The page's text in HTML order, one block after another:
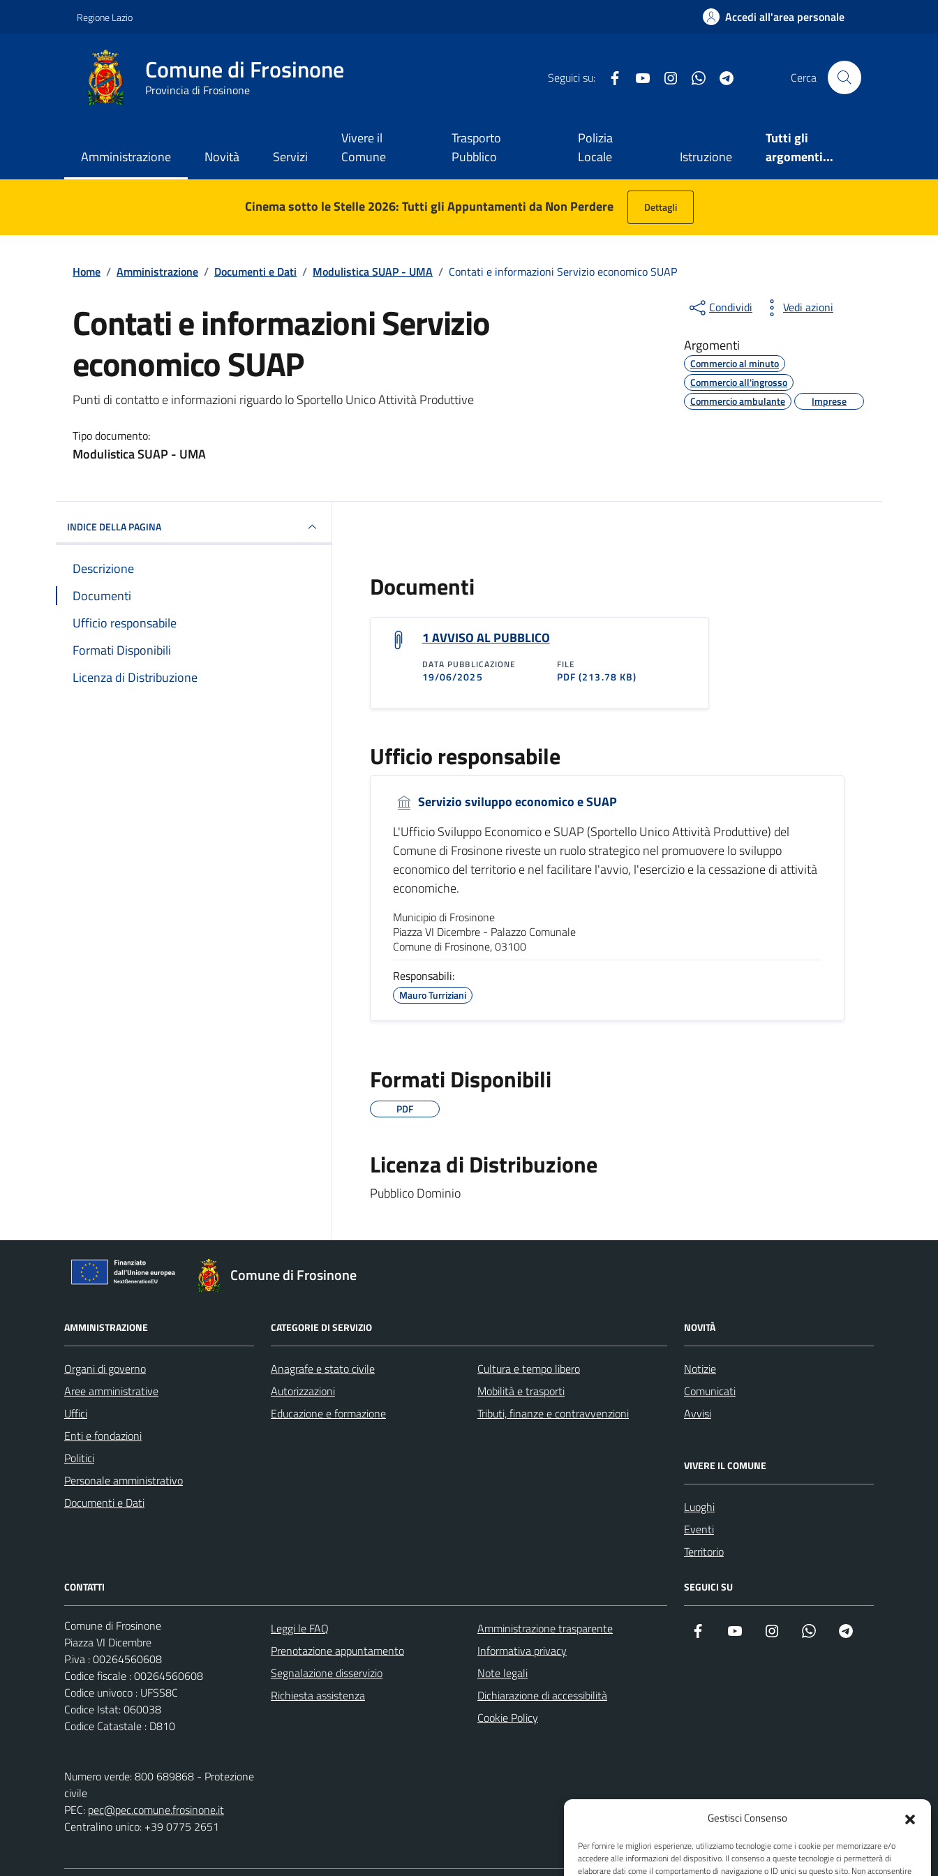
Gestisci Consenso
Per fornire le migliori esperienze, utilizziamo tecnologie come i cookie per memorizzare e/o
accedere alle informazioni del dispositivo. Il consenso a queste tecnologie ci permetterà di
elaborare dati come il comportamento di navigazione o ID unici su questo sito. Non acconsentire
Regione Lazio Accedi all'area personale
Comune di Frosinone
Provincia di Frosinone
Seguici su: FacebookYouTube InstagramWhatsApp Cerca
Amministrazione Novità Servizi
Vivere il
Comune
Trasporto
Pubblico
Polizia
Locale
Istruzione
Tutti gli
argomenti...
Contenuti in evidenzaCinema sotto le Stelle 2026: Tutti gli Appuntamenti da Non Perdere Dettagli
Home / Amministrazione / Documenti e Dati / Modulistica SUAP - UMA / Contati e informazioni Servizio economico SUAP
Contati e informazioni Servizio
economico SUAP
Dettagli del documento
Punti di contatto e informazioni riguardo lo Sportello Unico Attività Produttive
Tipo documento:
Modulistica SUAP - UMA
Condividi Vedi azioni
Argomenti
Commercio al minuto
Commercio all'ingrosso
Commercio ambulante
Imprese
INDICE DELLA PAGINA
Descrizione
Documenti
Ufficio responsabile
Formati Disponibili
Licenza di Distribuzione
Documenti
1 AVVISO AL PUBBLICO
DATA PUBBLICAZIONE
19/06/2025
FILE
PDF(213.78 KB)
Ufficio responsabile
Servizio sviluppo economico e SUAP
L'Ufficio Sviluppo Economico e SUAP (Sportello Unico Attività Produttive) del
Comune di Frosinone riveste un ruolo strategico nel promuovere lo sviluppo
economico del territorio e nel facilitare l'avvio, l'esercizio e la cessazione di attività
economiche.
Municipio di Frosinone
Piazza VI Dicembre - Palazzo Comunale
Comune di Frosinone, 03100
Responsabili:
Mauro Turriziani
Formati Disponibili
PDF
Licenza di Distribuzione
Pubblico Dominio
Comune di Frosinone
AMMINISTRAZIONE
Organi di governo
Aree amministrative
Uffici
Enti e fondazioni
Politici
Personale amministrativo
Documenti e Dati
CATEGORIE DI SERVIZIO
Anagrafe e stato civile
Autorizzazioni
Educazione e formazione
Cultura e tempo libero
Mobilità e trasporti
Tributi, finanze e contravvenzioni
NOVITÀ
Notizie
Comunicati
Avvisi
VIVERE IL COMUNE
Luoghi
Eventi
Territorio
CONTATTI
Comune di Frosinone
Piazza VI Dicembre
P.iva : 00264560608
Codice fiscale : 00264560608
Codice univoco : UFSS8C
Codice Istat: 060038
Codice Catastale : D810
Numero verde: 800 689868 - Protezione
civile
PEC: pec@pec.comune.frosinone.it
Centralino unico: +39 0775 2651
Leggi le FAQ
Prenotazione appuntamento
Segnalazione disservizio
Richiesta assistenza
Amministrazione trasparente
Informativa privacy
Note legali
Dichiarazione di accessibilità
Cookie Policy
SEGUICI SU
Facebook YouTube Instagram WhatsApp